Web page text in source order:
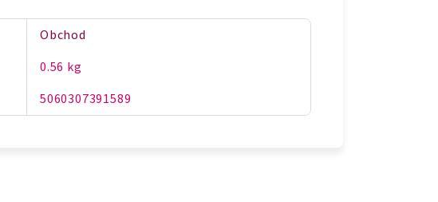
Obchod
0.56 kg
5060307391589